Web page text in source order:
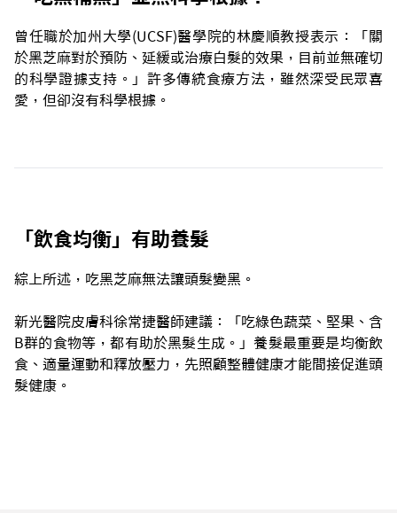
曾任職於加州大學(UCSF)醫學院的林慶順教授表示：「關
於黑芝麻對於預防、延緩或治療白髮的效果，目前並無確切
的科學證據支持。」許多傳統食療方法，雖然深受民眾喜
愛，但卻沒有科學根據。
「飲食均衡」有助養髮
綜上所述，吃黑芝麻無法讓頭髮變黑。
新光醫院皮膚科徐常捷醫師建議：「吃綠色蔬菜、堅果、含
B群的食物等，都有助於黑髮生成。」養髮最重要是均衡飲
食、適量運動和釋放壓力，先照顧整體健康才能間接促進頭
髮健康。